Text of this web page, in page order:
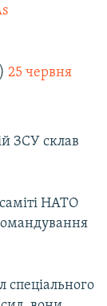
25 червня
ЗСУ склав
НАТО
спеціального